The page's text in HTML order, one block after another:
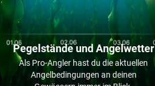
Pegelstände und Angelwetter
Als Pro-Angler hast du die aktuellen
Angelbedingungen an deinen